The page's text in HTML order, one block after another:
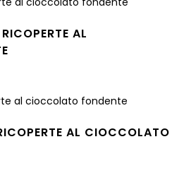
AL
AL CIOCCOLATO